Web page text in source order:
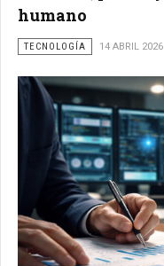
humano
TECNOLOGÍA 14 ABRIL 2026